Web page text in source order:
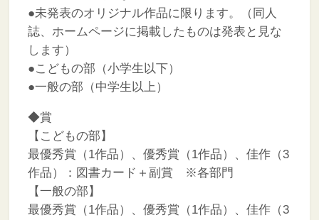
●未発表のオリジナル作品に限ります。（同人
誌、ホームページに掲載したものは発表と見な
します）
●こどもの部（小学生以下）
●一般の部（中学生以上）
◆賞
【こどもの部】
最優秀賞（1作品）、優秀賞（1作品）、佳作（3
作品）：図書カード＋副賞 ※各部門
【一般の部】
最優秀賞（1作品）、優秀賞（1作品）、佳作（3